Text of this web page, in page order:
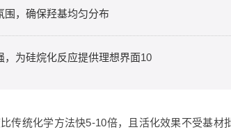
围，确保羟基均匀分布
，为硅烷化反应提供理想界面10
传统化学方法快5-10倍，且活化效果不受基